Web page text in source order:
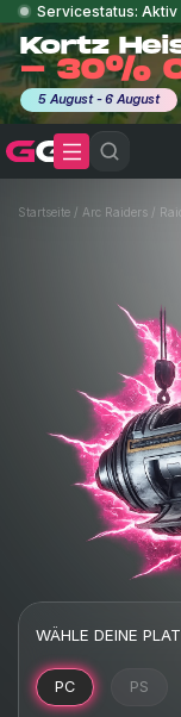
Servicestatus: Aktiv
Kortz
- 30%
5 August - 6 August
Startseite / Arc Raiders /
WÄHLE DEINE
PC PS